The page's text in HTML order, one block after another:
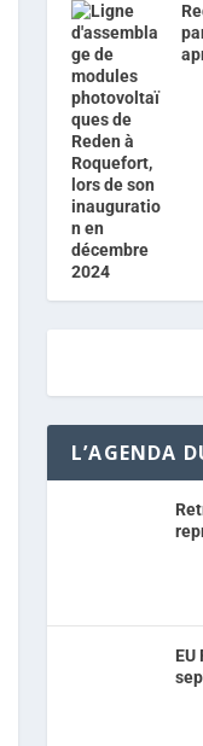
L’AGENDA
EU